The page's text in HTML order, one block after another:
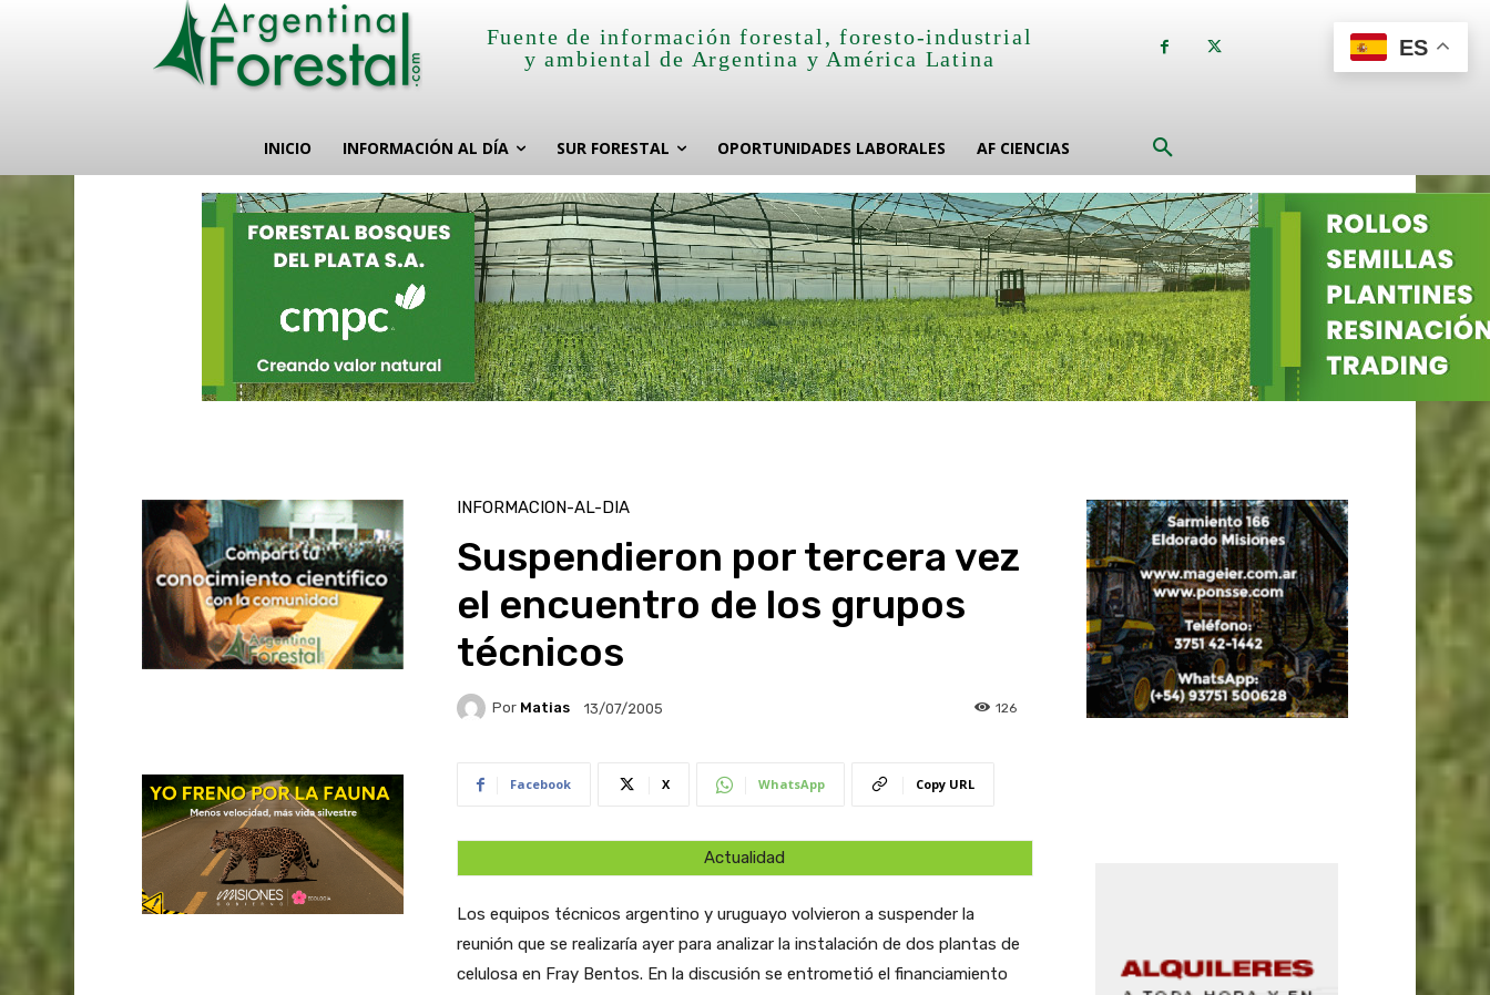
Fuente de información forestal, foresto-industrial
y ambiental de Argentina y América Latina
INICIO INFORMACIÓN AL DÍA SUR FORESTAL OPORTUNIDADES LABORALES AF CIENCIAS
INFORMACION-AL-DIA
Suspendieron por tercera vez
el encuentro de los grupos
técnicos
Por Matias 13/07/2005 126
Facebook X WhatsApp Copy URL
Actualidad
Los equipos técnicos argentino y uruguayo volvieron a suspender la
reunión que se realizaría ayer para analizar la instalación de dos plantas de
celulosa en Fray Bentos. En la discusión se entrometió el financiamiento
ES